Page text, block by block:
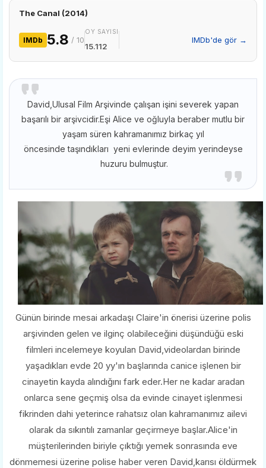
The Canal (2014)
IMDb 5.8 / 10
OY SAYISI
15.112
IMDb'de gör →
David,Ulusal Film Arşivinde çalışan işini severek yapan
başarılı bir arşivcidir.Eşi Alice ve oğluyla beraber mutlu bir
yaşam süren kahramanımız birkaç yıl
öncesinde taşındıkları yeni evlerinde deyim yerindeyse
huzuru bulmuştur.
Günün birinde mesai arkadaşı Claire'in önerisi üzerine polis
arşivinden gelen ve ilginç olabileceğini düşündüğü eski
filmleri incelemeye koyulan David,videolardan birinde
yaşadıkları evde 20 yy'ın başlarında canice işlenen bir
cinayetin kayda alındığını fark eder.Her ne kadar aradan
onlarca sene geçmiş olsa da evinde cinayet işlenmesi
fikrinden dahi yeterince rahatsız olan kahramanımız ailevi
olarak da sıkıntılı zamanlar geçirmeye başlar.Alice'in
müşterilerinden biriyle çıktığı yemek sonrasında eve
dönmemesi üzerine polise haber veren David,karısı öldürmek